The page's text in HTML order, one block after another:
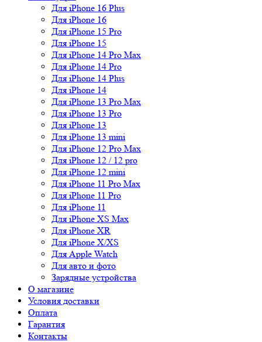
Для iPhone 16 Plus
Для iPhone 16
Для iPhone 15 Pro
Для iPhone 15
Для iPhone 14 Pro Max
Для iPhone 14 Pro
Для iPhone 14 Plus
Для iPhone 14
Для iPhone 13 Pro Max
Для iPhone 13 Pro
Для iPhone 13
Для iPhone 13 mini
Для iPhone 12 Pro Max
Для iPhone 12 / 12 pro
Для iPhone 12 mini
Для iPhone 11 Pro Max
Для iPhone 11 Pro
Для iPhone 11
Для iPhone XS Max
Для iPhone XR
Для iPhone X/XS
Для Apple Watch
Для авто и фото
Зарядные устройства
О магазине
Условия доставки
Оплата
Гарантия
Контакты